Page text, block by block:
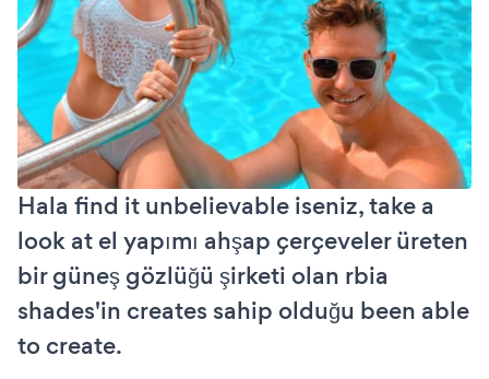
Hala find it unbelievable iseniz, take a
look at el yapımı ahşap çerçeveler üreten
bir güneş gözlüğü şirketi olan rbia
shades'in creates sahip olduğu been able
to create.